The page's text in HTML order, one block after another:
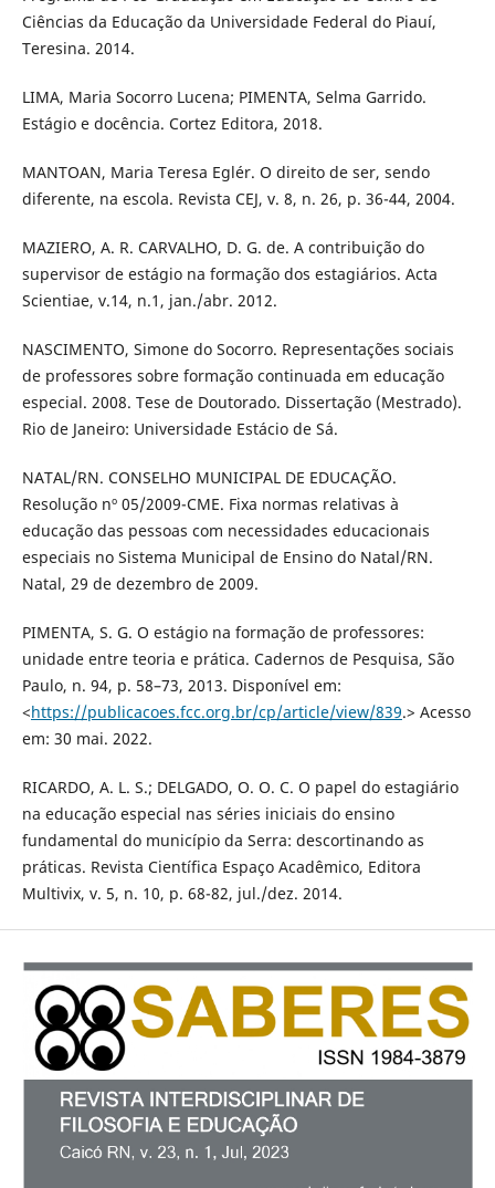
Ciências da Educação da Universidade Federal do Piauí,
Teresina. 2014.
LIMA, Maria Socorro Lucena; PIMENTA, Selma Garrido.
Estágio e docência. Cortez Editora, 2018.
MANTOAN, Maria Teresa Eglér. O direito de ser, sendo
diferente, na escola. Revista CEJ, v. 8, n. 26, p. 36-44, 2004.
MAZIERO, A. R. CARVALHO, D. G. de. A contribuição do
supervisor de estágio na formação dos estagiários. Acta
Scientiae, v.14, n.1, jan./abr. 2012.
NASCIMENTO, Simone do Socorro. Representações sociais
de professores sobre formação continuada em educação
especial. 2008. Tese de Doutorado. Dissertação (Mestrado).
Rio de Janeiro: Universidade Estácio de Sá.
NATAL/RN. CONSELHO MUNICIPAL DE EDUCAÇÃO.
Resolução nº 05/2009-CME. Fixa normas relativas à
educação das pessoas com necessidades educacionais
especiais no Sistema Municipal de Ensino do Natal/RN.
Natal, 29 de dezembro de 2009.
PIMENTA, S. G. O estágio na formação de professores:
unidade entre teoria e prática. Cadernos de Pesquisa, São
Paulo, n. 94, p. 58–73, 2013. Disponível em:
<https://publicacoes.fcc.org.br/cp/article/view/839.> Acesso
em: 30 mai. 2022.
RICARDO, A. L. S.; DELGADO, O. O. C. O papel do estagiário
na educação especial nas séries iniciais do ensino
fundamental do município da Serra: descortinando as
práticas. Revista Científica Espaço Acadêmico, Editora
Multivix, v. 5, n. 10, p. 68-82, jul./dez. 2014.